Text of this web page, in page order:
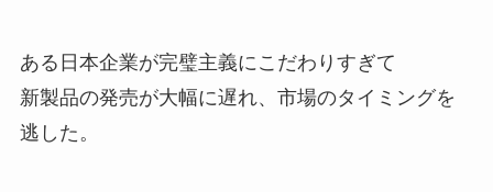
ある日本企業が完璧主義にこだわりすぎて
新製品の発売が大幅に遅れ、市場のタイミングを
逃した。